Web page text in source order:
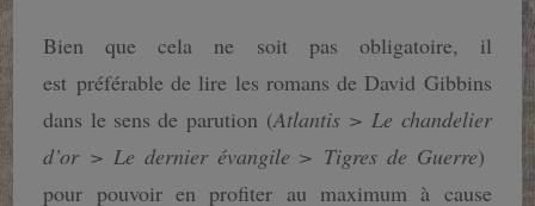
Bien que cela ne soit pas obligatoire, il
est préférable de lire les romans de David Gibbins
dans le sens de parution (Atlantis > Le chandelier
d’or > Le dernier évangile > Tigres de Guerre)
pour pouvoir en profiter au maximum à cause